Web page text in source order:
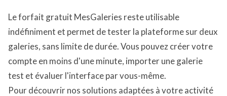
Le forfait gratuit MesGaleries reste utilisable
indéfiniment et permet de tester la plateforme sur deux
galeries, sans limite de durée. Vous pouvez créer votre
compte en moins d'une minute, importer une galerie
test et évaluer l'interface par vous-même.
Pour découvrir nos solutions adaptées à votre activité